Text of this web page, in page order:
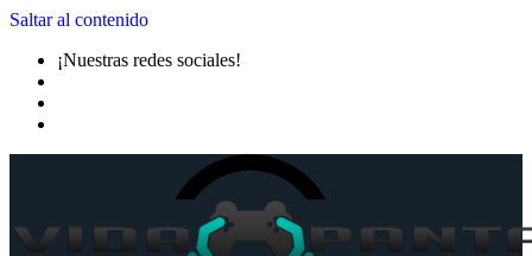
Saltar al contenido
¡Nuestras redes sociales!